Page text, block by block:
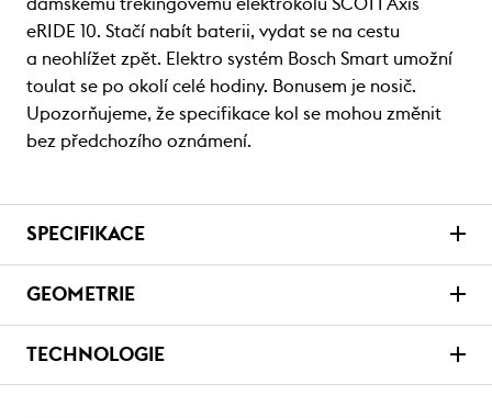
dámskému trekingovému elektrokolu SCOTT Axis
eRIDE 10. Stačí nabít baterii, vydat se na cestu
a neohlížet zpět. Elektro systém Bosch Smart umožní
toulat se po okolí celé hodiny. Bonusem je nosič.
Upozorňujeme, že specifikace kol se mohou změnit
bez předchozího oznámení.
SPECIFIKACE
GEOMETRIE
TECHNOLOGIE